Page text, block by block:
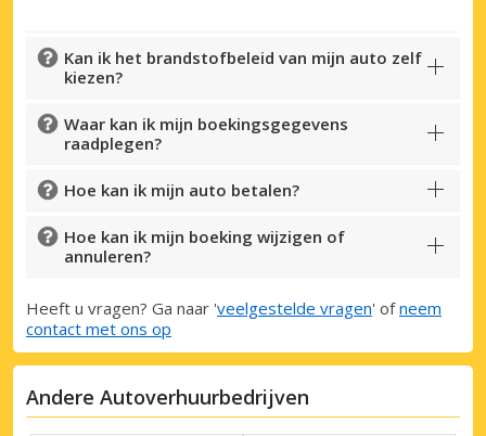
Kan ik het brandstofbeleid van mijn auto zelf
kiezen?
Waar kan ik mijn boekingsgegevens
raadplegen?
Hoe kan ik mijn auto betalen?
Hoe kan ik mijn boeking wijzigen of
annuleren?
Heeft u vragen? Ga naar 'veelgestelde vragen' ofneem
contact met ons op
Andere Autoverhuurbedrijven